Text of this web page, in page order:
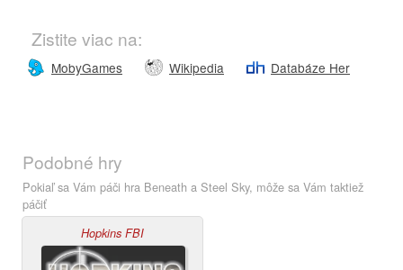
Zistite viac na:
MobyGames Wikipedia Databáze Her
Podobné hry
Pokiaľ sa Vám páči hra Beneath a Steel Sky, môže sa Vám taktiež
páčiť
Hopkins FBI